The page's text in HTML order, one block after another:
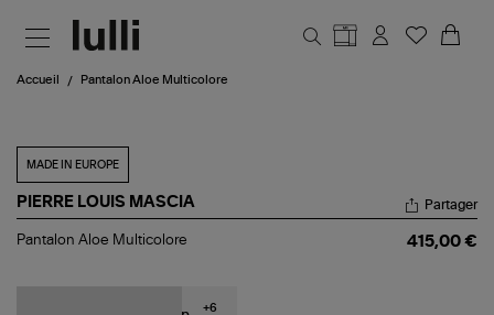
Accueil Pantalon Aloe Multicolore
MADE IN EUROPE
PIERRE LOUIS MASCIA
Pantalon
Partager
Pantalon Aloe Multicolore 415,00 €
+6